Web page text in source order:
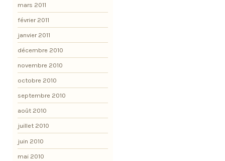
mars 2011
février 2011
janvier 2011
décembre 2010
novembre 2010
octobre 2010
septembre 2010
août 2010
juillet 2010
juin 2010
mai 2010